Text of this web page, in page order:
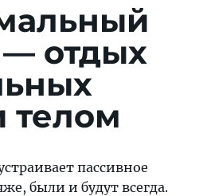
отдых
телом
пассивное
были и будут всегда.